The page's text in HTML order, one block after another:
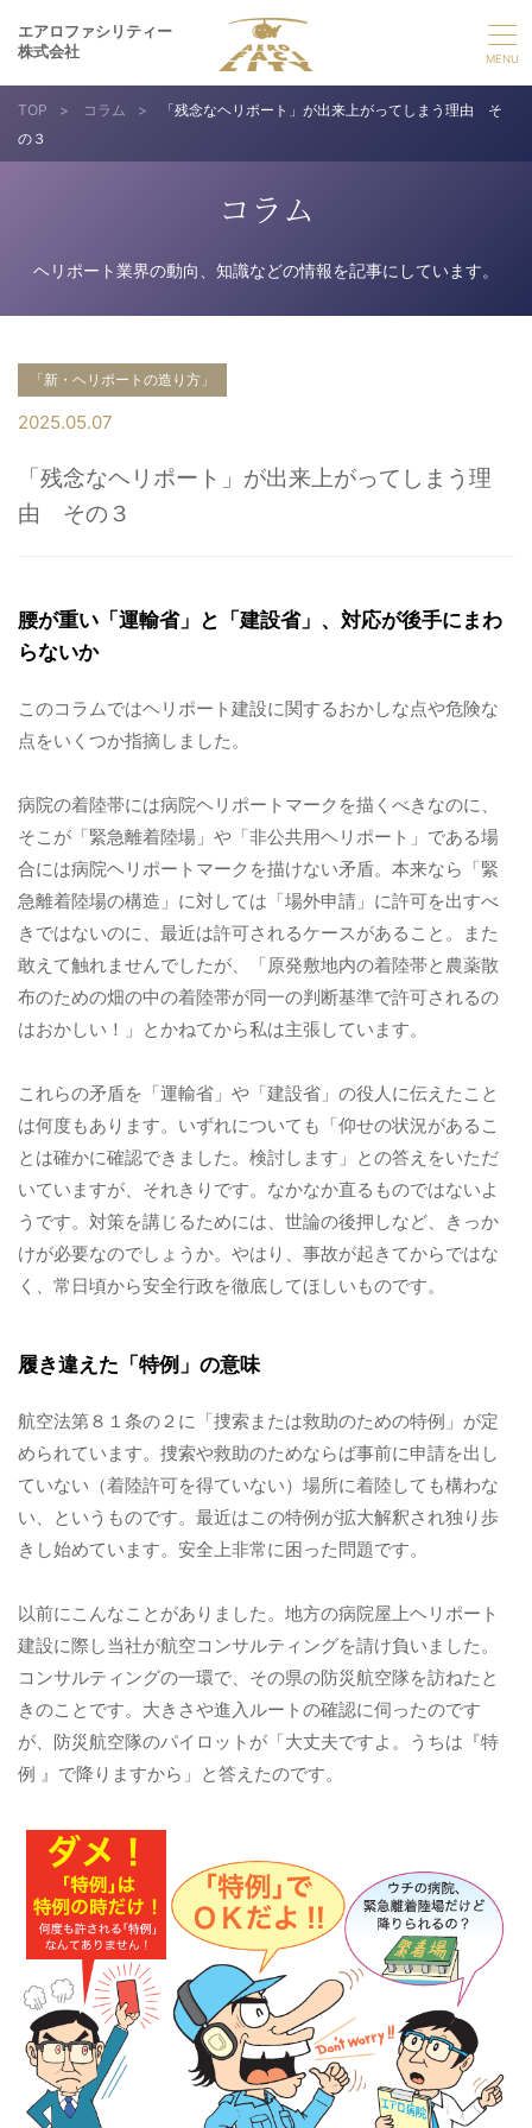
エアロファシリティー
株式会社
選ばれる理由
実績紹介
お問い合わせ
自治体関係者の方
設計及び建築関係者の方
English
TOP > コラム >
「残念なヘリポート」が出来上がってしまう理由 そ
の３
コラム
ヘリポート業界の動向、知識などの情報を記事にしています。
「新・ヘリポートの造り方」
2025.05.07
「残念なヘリポート」が出来上がってしまう理
由 その３
腰が重い「運輸省」と「建設省」、対応が後手にまわ
らないか
このコラムではヘリポート建設に関するおかしな点や危険な
点をいくつか指摘しました。
病院の着陸帯には病院ヘリポートマークを描くべきなのに、
そこが「緊急離着陸場」や「非公共用ヘリポート」である場
合には病院ヘリポートマークを描けない矛盾。本来なら「緊
急離着陸場の構造」に対しては「場外申請」に許可を出すべ
きではないのに、最近は許可されるケースがあること。また
敢えて触れませんでしたが、「原発敷地内の着陸帯と農薬散
布のための畑の中の着陸帯が同一の判断基準で許可されるの
はおかしい！」とかねてから私は主張しています。
これらの矛盾を「運輸省」や「建設省」の役人に伝えたこと
は何度もあります。いずれについても「仰せの状況があるこ
とは確かに確認できました。検討します」との答えをいただ
いていますが、それきりです。なかなか直るものではないよ
うです。対策を講じるためには、世論の後押しなど、きっか
けが必要なのでしょうか。やはり、事故が起きてからではな
く、常日頃から安全行政を徹底してほしいものです。
履き違えた「特例」の意味
航空法第８１条の２に「捜索または救助のための特例」が定
められています。捜索や救助のためならば事前に申請を出し
ていない（着陸許可を得ていない）場所に着陸しても構わな
い、というものです。最近はこの特例が拡大解釈され独り歩
きし始めています。安全上非常に困った問題です。
以前にこんなことがありました。地方の病院屋上ヘリポート
建設に際し当社が航空コンサルティングを請け負いました。
コンサルティングの一環で、その県の防災航空隊を訪ねたと
きのことです。大きさや進入ルートの確認に伺ったのです
が、防災航空隊のパイロットが「大丈夫ですよ。うちは『特
例 』で降りますから」と答えたのです。